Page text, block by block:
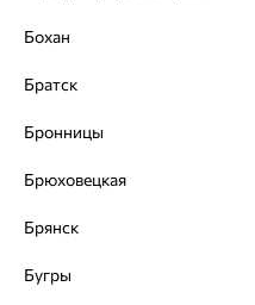
Бохан
Братск
Бронницы
Брюховецкая
Брянск
Бугры